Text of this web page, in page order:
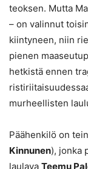
teoksen. Mutta
– on valinnut
kiintyneen, niin
pienen
hetkistä ennen
murheellisten
Päähenkilö on
Kinnunen), jonka
laulava Teemu